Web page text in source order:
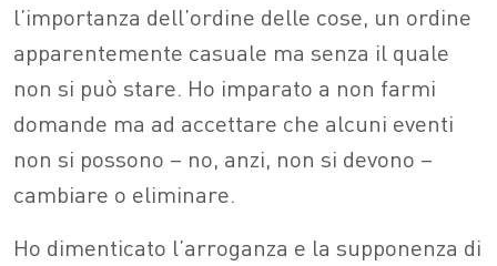
l’importanza dell’ordine delle cose, un ordine
apparentemente casuale ma senza il quale
non si può stare. Ho imparato a non farmi
domande ma ad accettare che alcuni eventi
non si possono – no, anzi, non si devono –
cambiare o eliminare.
Ho dimenticato l’arroganza e la supponenza di